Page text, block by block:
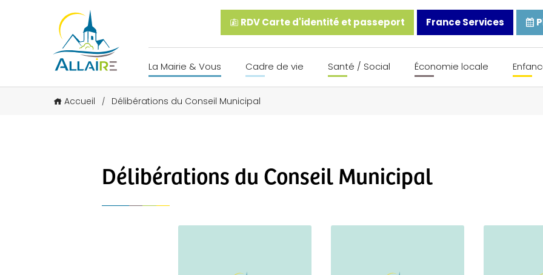
RDV Carte d'identité et passeport France Services
La Mairie & Vous Cadre de vie Santé / Social Économie locale
Accueil / Délibérations du Conseil Municipal
Délibérations du Conseil Municipal